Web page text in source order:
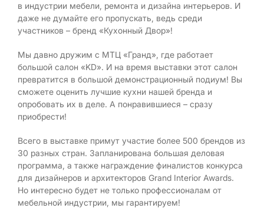
в индустрии мебели, ремонта и дизайна интерьеров. И
даже не думайте его пропускать, ведь среди
участников – бренд «Кухонный Двор»!
Мы давно дружим с МТЦ «Гранд», где работает
большой салон «KD». И на время выставки этот салон
превратится в большой демонстрационный подиум! Вы
сможете оценить лучшие кухни нашей бренда и
опробовать их в деле. А понравившиеся – сразу
приобрести!
Всего в выставке примут участие более 500 брендов из
30 разных стран. Запланирована большая деловая
программа, а также награждение финалистов конкурса
для дизайнеров и архитекторов Grand Interior Awards.
Но интересно будет не только профессионалам от
мебельной индустрии, мы гарантируем!